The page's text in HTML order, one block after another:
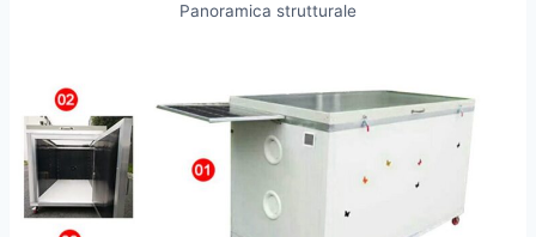
Panoramica strutturale